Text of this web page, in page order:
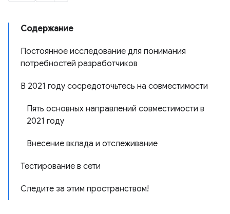
Содержание
Постоянное исследование для понимания
потребностей разработчиков
В 2021 году сосредоточьтесь на совместимости
Пять основных направлений совместимости в
2021 году
Внесение вклада и отслеживание
Тестирование в сети
Следите за этим пространством!